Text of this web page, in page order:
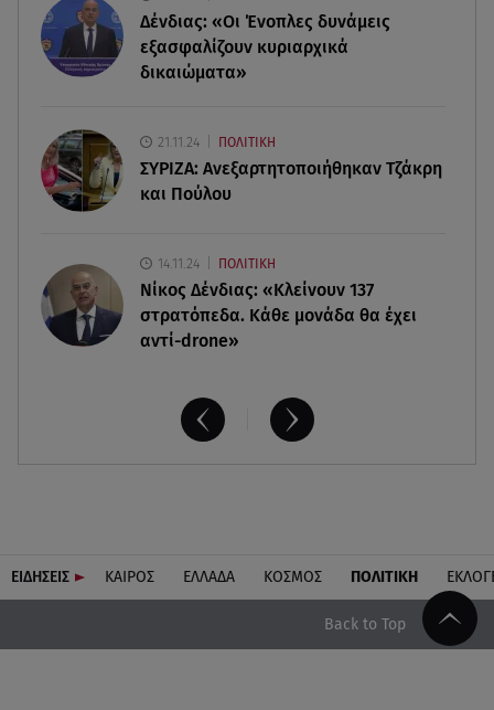
Καινούργιου - Κουτσουμπής: Αγκαλιασμένοι στα
σοκάκια της Μυκόνου
Ταϊλάνδη: Μαθητής άνοιξε πυρ σε σχολείο -
Τουλάχιστον 8 νεκροί
Δένδιας: «Οι Ένοπλες δυνάμεις
εξασφαλίζουν κυριαρχικά
δικαιώματα»
21.11.24 ΠΟΛΙΤΙΚΗ
ΣΥΡΙΖΑ: Ανεξαρτητοποιήθηκαν Τζάκρη
και Πούλου
14.11.24 ΠΟΛΙΤΙΚΗ
Νίκος Δένδιας: «Κλείνουν 137
στρατόπεδα. Kάθε μονάδα θα έχει
αντί-drone»
ΕΙΔΗΣΕΙΣ ΚΑΙΡΟΣ ΕΛΛΑΔΑ ΚΟΣΜΟΣ ΠΟΛΙΤΙΚΗ
Back to Top